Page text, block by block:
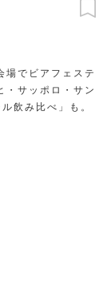
場でビアフェステ
・サッポロ・サン
飲み比べ」も。